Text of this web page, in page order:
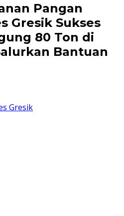
Pangan
Gresik Sukses
80 Ton di
Bantuan
Gresik